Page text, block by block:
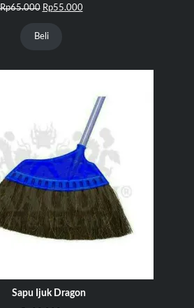
Rp65.000 Harga
adalah:
Rp55.000Harga
Beli
Sapu Ijuk Dragon